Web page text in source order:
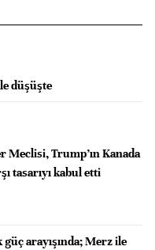
düşüşte
Meclisi, Trump’ın Kanada
tasarıyı kabul etti
arayışında; Merz ile